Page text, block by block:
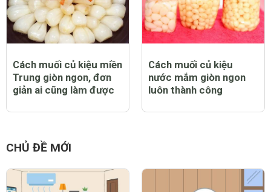
Cách muối củ kiệu miền
Trung giòn ngon, đơn
giản ai cũng làm được
Cách muối củ kiệu
nước mắm giòn ngon
luôn thành công
CHỦ ĐỀ MỚI